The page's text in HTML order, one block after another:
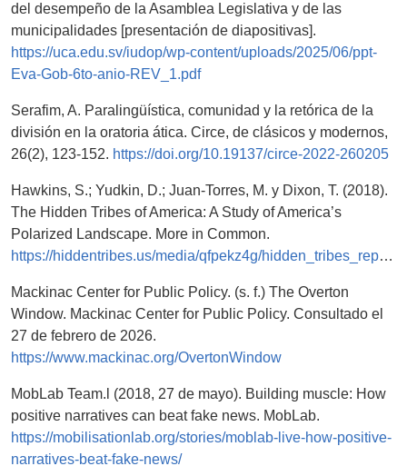
del desempeño de la Asamblea Legislativa y de las
municipalidades [presentación de diapositivas].
https://uca.edu.sv/iudop/wp-content/uploads/2025/06/ppt-
Eva-Gob-6to-anio-REV_1.pdf
Serafim, A. Paralingüística, comunidad y la retórica de la
división en la oratoria ática. Circe, de clásicos y modernos,
26(2), 123-152. https://doi.org/10.19137/circe-2022-260205
Hawkins, S.; Yudkin, D.; Juan-Torres, M. y Dixon, T. (2018).
The Hidden Tribes of America: A Study of America’s
Polarized Landscape. More in Common.
https://hiddentribes.us/media/qfpekz4g/hidden_tribes_report.pdf
Mackinac Center for Public Policy. (s. f.) The Overton
Window. Mackinac Center for Public Policy. Consultado el
27 de febrero de 2026.
https://www.mackinac.org/OvertonWindow
MobLab Team.l (2018, 27 de mayo). Building muscle: How
positive narratives can beat fake news. MobLab.
https://mobilisationlab.org/stories/moblab-live-how-positive-
narratives-beat-fake-news/